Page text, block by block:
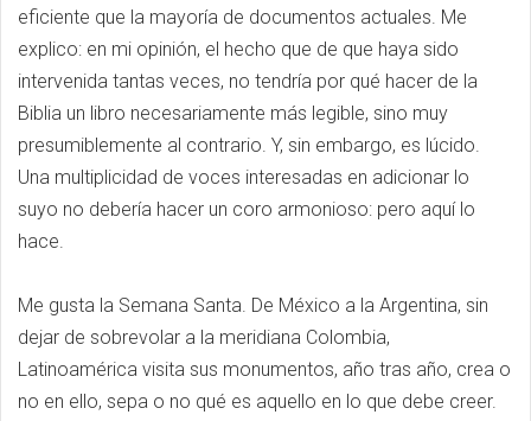
eficiente que la mayoría de documentos actuales. Me
explico: en mi opinión, el hecho que de que haya sido
intervenida tantas veces, no tendría por qué hacer de la
Biblia un libro necesariamente más legible, sino muy
presumiblemente al contrario. Y, sin embargo, es lúcido.
Una multiplicidad de voces interesadas en adicionar lo
suyo no debería hacer un coro armonioso: pero aquí lo
hace.
Me gusta la Semana Santa. De México a la Argentina, sin
dejar de sobrevolar a la meridiana Colombia,
Latinoamérica visita sus monumentos, año tras año, crea o
no en ello, sepa o no qué es aquello en lo que debe creer.